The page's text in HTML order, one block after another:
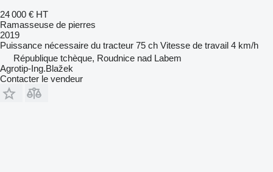
24 000 € HT
Ramasseuse de pierres
2019
Puissance nécessaire du tracteur 75 ch Vitesse de travail 4 km/h
République tchèque, Roudnice nad Labem
Agrotip-Ing.Blažek
Contacter le vendeur